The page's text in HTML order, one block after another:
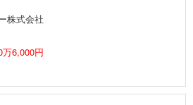
株式会社
6,000円